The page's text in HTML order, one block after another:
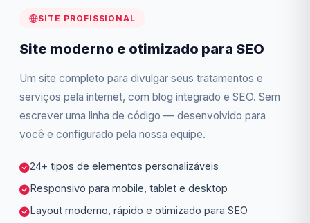
SITE PROFISSIONAL
Site moderno e otimizado para SEO
Um site completo para divulgar seus tratamentos e
serviços pela internet, com blog integrado e SEO. Sem
escrever uma linha de código — desenvolvido para
você e configurado pela nossa equipe.
24+ tipos de elementos personalizáveis
Responsivo para mobile, tablet e desktop
Layout moderno, rápido e otimizado para SEO